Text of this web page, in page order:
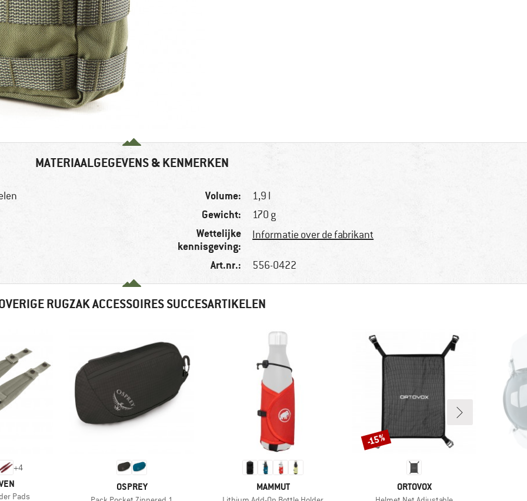
MATERIAALGEGEVENS & KENMERKEN
Volume: 1,9 l
Gewicht: 170 g
Wettelijke
kennisgeving:
Informatie over de fabrikant
Art.nr.: 556-0422
RUGZAK ACCESSOIRES SUCCESARTIKELEN
+4
Pads
MERK
OSPREY MERK
MAMMUT MERK
ORTOVOX
Korting
-15%